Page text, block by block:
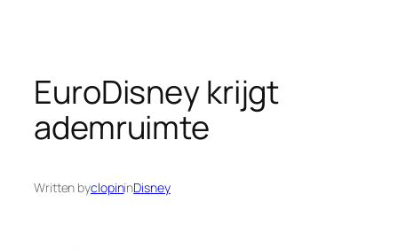
EuroDisney krijgt
ademruimte
Written byclopininDisney